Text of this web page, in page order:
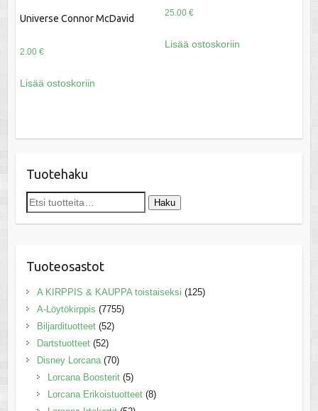
Universe Connor McDavid
2.00 €
Lisää ostoskoriin
25.00 €
Lisää ostoskoriin
Tuotehaku
Etsi: Haku
Tuoteosastot
A KIRPPIS & KAUPPA toistaiseksi (125)
A-Löytökirppis (7755)
Biljardituotteet (52)
Dartstuotteet (52)
Disney Lorcana (70)
Lorcana Boosterit (5)
Lorcana Erikoistuotteet (8)